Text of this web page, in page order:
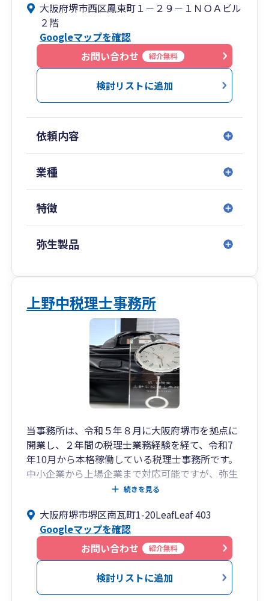
士、行政書士など各分野の専門家と提携してお
り、就業規則や人事評価、給与体系の構築などの
労務・法務アドバイスまで、ワンストップで対応
が可能です。
ビジネスアイデアを実現するための高品質なサポ
ート体制を整えて、社長様の夢の実現を支援致し
ます。
大阪府堺市西区鳳東町１－２９－１ＮＯＡビル
２階
Googleマップを確認
お問い合わせ
紹介無料
検討リストに追加
依頼内容
業種
特徴
弥生製品
上野中税理士事務所
当事務所は、令和５年８月に大阪府堺市を拠点に
開業し、２年間の税理士業務経験を経て、令和7
年10月から本格稼働している税理士事務所です。
中小企業から上場企業まで対応可能ですが、弥生
会計をご利用の法人成りをお考えの個人事業者の
目指す中小企業の国際税務におけるサポートまで
幅広く対応いたします。
続きを見る
大阪府堺市堺区南瓦町1-20LeafLeaf 403
Googleマップを確認
お問い合わせ
紹介無料
検討リストに追加